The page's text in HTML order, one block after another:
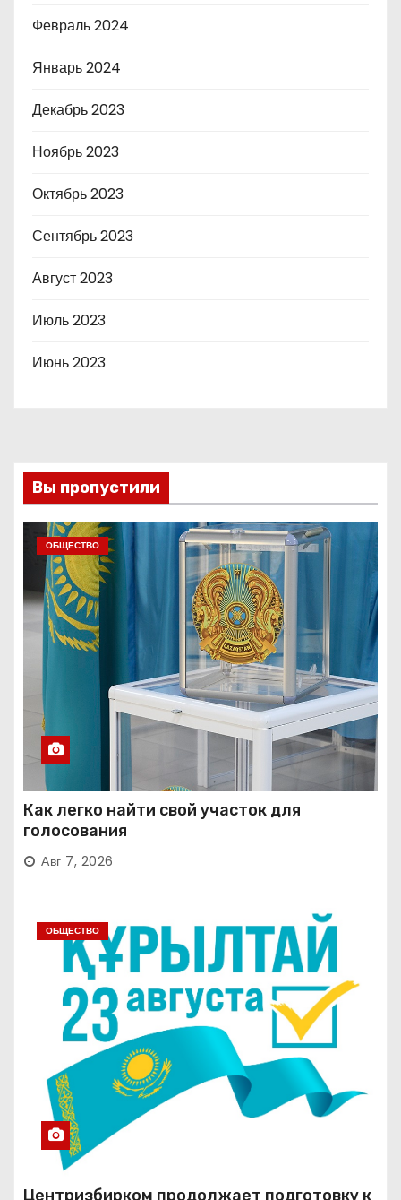
Февраль 2024
Январь 2024
Декабрь 2023
Ноябрь 2023
Октябрь 2023
Сентябрь 2023
Август 2023
Июль 2023
Июнь 2023
Вы пропустили
ОБЩЕСТВО
Как легко найти свой участок для
голосования
Авг 7, 2026
ОБЩЕСТВО
Центризбирком продолжает подготовку к